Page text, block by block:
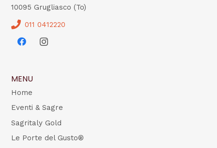
10095 Grugliasco (To)
011 0412220
MENU
Home
Eventi & Sagre
Sagritaly Gold
Le Porte del Gusto®